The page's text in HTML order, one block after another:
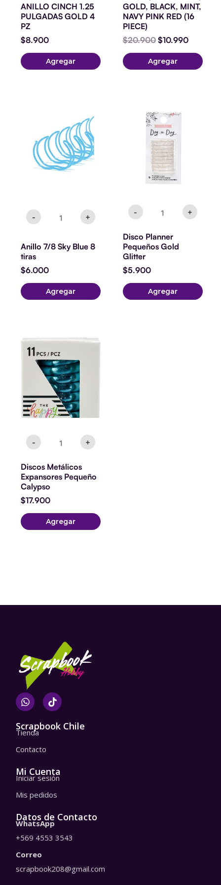
ANILLO CINCH 1.25
PULGADAS GOLD 4
PZ
$8.900
Agregar
GOLD, BLACK, MINT,
NAVY PINK RED (16
PIECE)
$20.900 $10.990
Agregar
-
Blue
8
tiras
cantidad
+
Anillo 7/8 Sky Blue 8
tiras
$6.000
Agregar
-
Planner
Pequeños
Gold
Glitter
cantidad
+
Disco Planner
Pequeños Gold
Glitter
$5.900
Agregar
-
Discos
Expansores
Pequeño
Calypso
cantidad
+
Discos Metálicos
Expansores Pequeño
Calypso
$17.900
Agregar
W
h
t
s
p
T
i
t
Scrapbook Chile
Tienda
Contacto
Mi Cuenta
Iniciar sesión
Mis pedidos
Datos de Contacto
WhatsApp
+569 4553 3543
Correo
scrapbook208@gmail.com